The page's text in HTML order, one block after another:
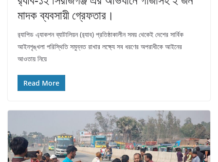
মাদক ব্যবসায়ী গ্রেফতার।
র‌্যাপিড এ্যাকশন ব্যাটালিয়ন (র‌্যাব) প্রতিষ্ঠাকালীন সময় থেকেই দেশের সার্বিক
আইনশৃঙ্খলা পরিস্থিতি সমুন্নত রাখার লক্ষ্যে সব ধরণের অপরাধীকে আইনের
আওতায় নিয়ে
Read More